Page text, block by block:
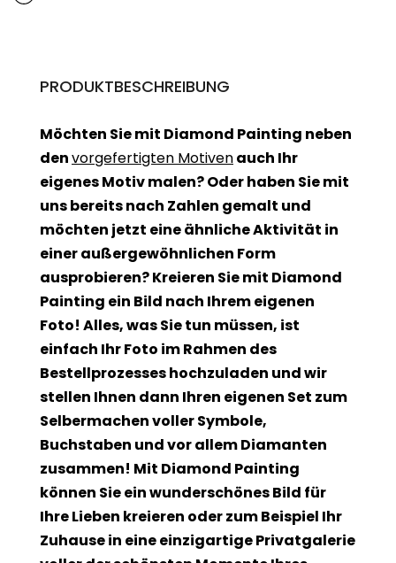
PRODUKTBESCHREIBUNG
Möchten Sie mit Diamond Painting neben
denvorgefertigten Motivenauch Ihr
eigenes Motiv malen? Oder haben Sie mit
uns bereits nach Zahlen gemalt und
möchten jetzt eine ähnliche Aktivität in
einer außergewöhnlichen Form
ausprobieren? Kreieren Sie mit Diamond
Painting ein Bild nach Ihrem eigenen
Foto! Alles, was Sie tun müssen, ist
einfach Ihr Foto im Rahmen des
Bestellprozesses hochzuladen und wir
stellen Ihnen dann Ihren eigenen Set zum
Selbermachen voller Symbole,
Buchstaben und vor allem Diamanten
zusammen! Mit Diamond Painting
können Sie ein wunderschönes Bild für
Ihre Lieben kreieren oder zum Beispiel Ihr
Zuhause in eine einzigartige Privatgalerie